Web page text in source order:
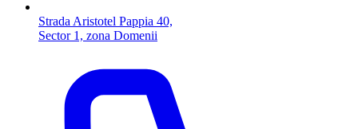
Strada Aristotel Pappia 40,
Sector 1, zona Domenii